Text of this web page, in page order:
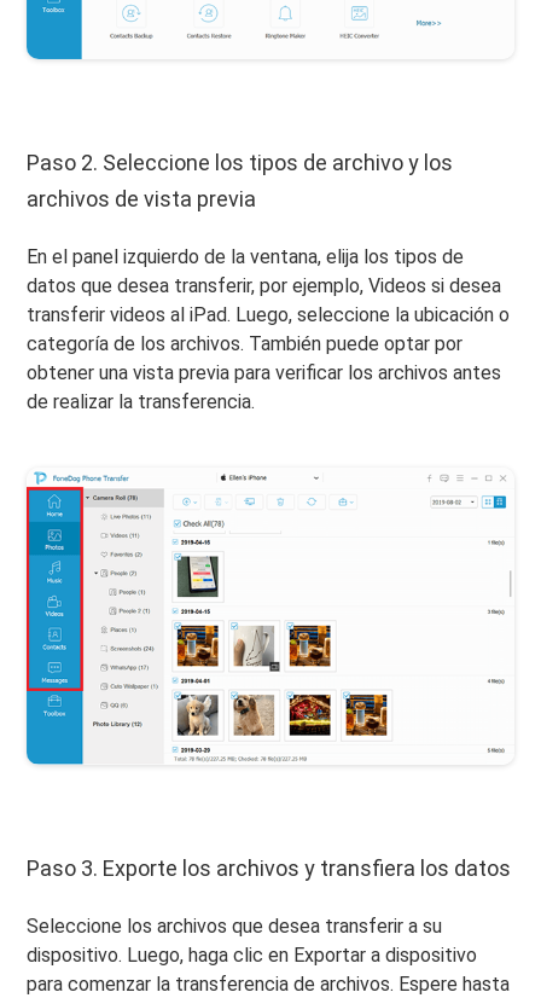
Paso 2. Seleccione los tipos de archivo y los
archivos de vista previa
En el panel izquierdo de la ventana, elija los tipos de
datos que desea transferir, por ejemplo, Videos si desea
transferir videos al iPad. Luego, seleccione la ubicación o
categoría de los archivos. También puede optar por
obtener una vista previa para verificar los archivos antes
de realizar la transferencia.
Paso 3. Exporte los archivos y transfiera los datos
Seleccione los archivos que desea transferir a su
dispositivo. Luego, haga clic en Exportar a dispositivo
para comenzar la transferencia de archivos. Espere hasta